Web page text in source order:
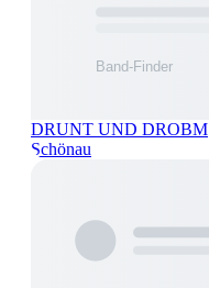
DRUNT UND DROBM
Schönau